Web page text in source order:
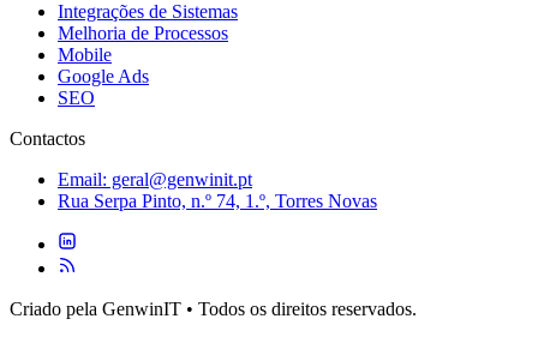
Integrações de Sistemas
Melhoria de Processos
Mobile
Google Ads
SEO
Contactos
Email: geral@genwinit.pt
Rua Serpa Pinto, n.º 74, 1.º, Torres Novas
Criado pela GenwinIT • Todos os direitos reservados.